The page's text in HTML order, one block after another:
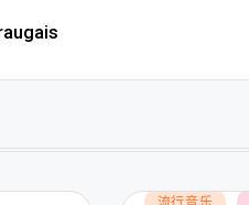
Posted